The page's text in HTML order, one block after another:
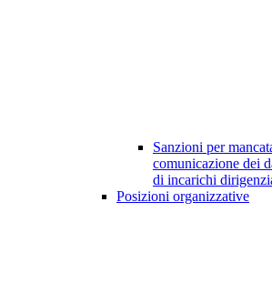
Sanzioni per
comunicazione dei
di incarichi
Posizioni organizzative